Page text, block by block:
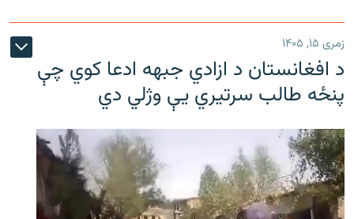
زمری ۱۵, ۱۴۰۵
د افغانستان د ازادي جبهه ادعا کوي چې
پنځه طالب سرتیري يې وژلي دي